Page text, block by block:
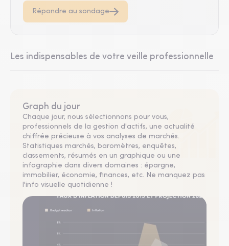
Répondre au sondage
Les indispensables de votre veille professionnelle
Graph du jour
Chaque jour, nous sélectionnons pour vous,
professionnels de la gestion d'actifs, une actualité
chiffrée précieuse à vos analyses de marchés.
Statistiques marchés, baromètres, enquêtes,
classements, résumés en un graphique ou une
infographie dans divers domaines : épargne,
immobilier, économie, finances, etc. Ne manquez pas
l'info visuelle quotidienne !